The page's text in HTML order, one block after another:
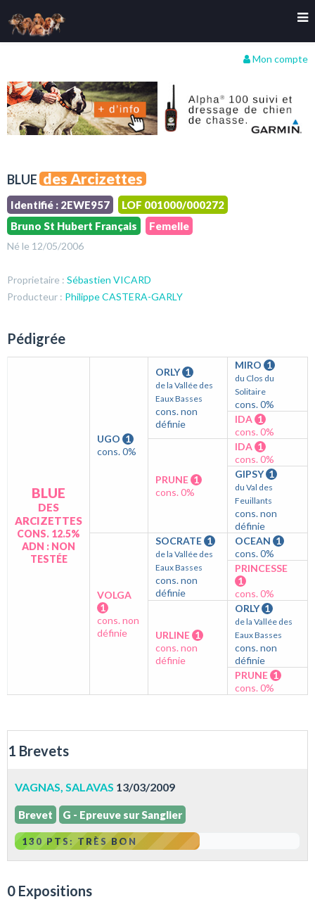
Mon compte
BLUE des Arcizettes
Identifié : 2EWE957
LOF 001000/000272
Bruno St Hubert Français
Femelle
Né le 12/05/2006
Proprietaire : Sébastien VICARD
Producteur : Philippe CASTERA-GARLY
Pédigrée
BLUE
DES
ARCIZETTES
CONS. 12.5%
ADN : NON
TESTÉE
UGO 1
cons. 0%
ORLY 1
de la Vallée des
Eaux Basses
cons. non
définie
MIRO 1
du Clos du
Solitaire
cons. 0%
IDA 1
cons. 0%
PRUNE 1
cons. 0%
IDA 1
cons. 0%
GIPSY 1
du Val des
Feuillants
cons. non
définie
VOLGA
1
cons. non
définie
SOCRATE 1
de la Vallée des
Eaux Basses
cons. non
définie
OCEAN 1
cons. 0%
PRINCESSE
1
cons. 0%
URLINE 1
cons. non
définie
ORLY 1
de la Vallée des
Eaux Basses
cons. non
définie
PRUNE 1
cons. 0%
1 Brevets
VAGNAS, SALAVAS 13/03/2009
Brevet G - Epreuve sur Sanglier
130 PTS: TRÈS BON
0 Expositions